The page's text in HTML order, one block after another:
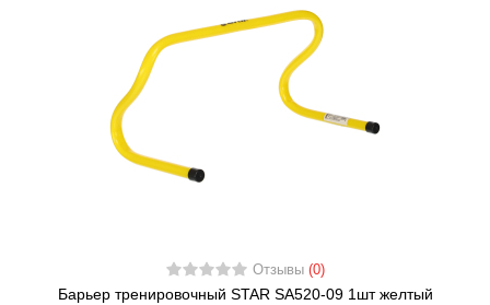
Отзывы (0)
Барьер тренировочный STAR SA520-09 1шт желтый